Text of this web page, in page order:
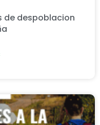
de despoblacion